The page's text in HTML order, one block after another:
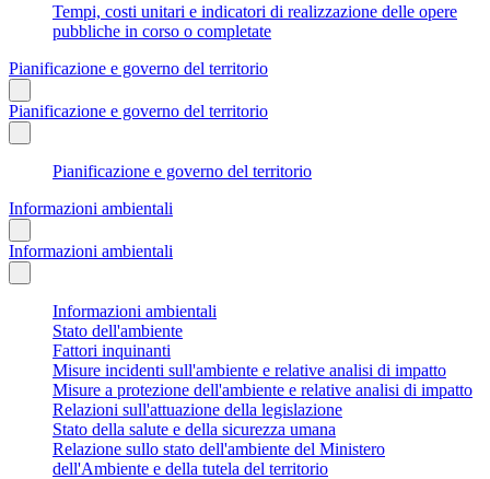
Tempi, costi unitari e indicatori di realizzazione delle opere
pubbliche in corso o completate
Pianificazione e governo del territorio
Pianificazione e governo del territorio
Pianificazione e governo del territorio
Informazioni ambientali
Informazioni ambientali
Informazioni ambientali
Stato dell'ambiente
Fattori inquinanti
Misure incidenti sull'ambiente e relative analisi di impatto
Misure a protezione dell'ambiente e relative analisi di impatto
Relazioni sull'attuazione della legislazione
Stato della salute e della sicurezza umana
Relazione sullo stato dell'ambiente del Ministero
dell'Ambiente e della tutela del territorio